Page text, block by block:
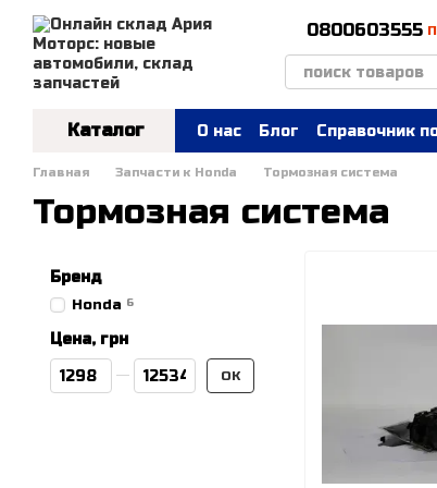
Перейти к основному контенту
0800603555
Каталог О нас Блог Справочник
Главная Запчасти к Honda Тормозная система
Тормозная система
Бренд
Honda 6
Цена, грн
От Цена, грн
До Цена, грн OK